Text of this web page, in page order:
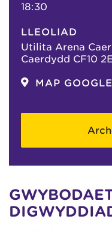
18:30
LLEOLIAD
Utilita Arena
Caerdydd CF10
MAP GOOGLE